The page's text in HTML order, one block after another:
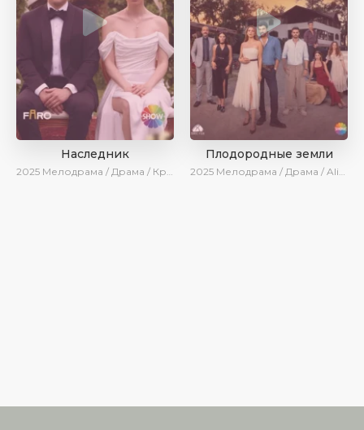
Наследник
2025 Мелодрама / Драма / Криминал / SesDizi / Ирина Котова / AlisaDirilis / Новинки / Сериалы 2025
Плодородные земли
2025 Мелодрама / Драма / AlisaDirilis / Новинки / Сериалы 2025